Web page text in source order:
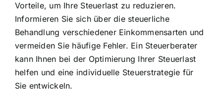
Vorteile, um Ihre Steuerlast zu reduzieren.
Informieren Sie sich über die steuerliche
Behandlung verschiedener Einkommensarten und
vermeiden Sie häufige Fehler. Ein Steuerberater
kann Ihnen bei der Optimierung Ihrer Steuerlast
helfen und eine individuelle Steuerstrategie für
Sie entwickeln.